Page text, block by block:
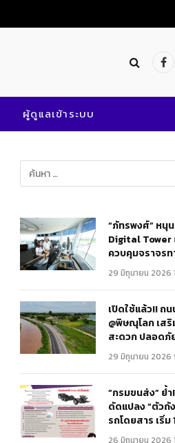
ผู้ดูแลเข้าระบบ
“ภัทรพงศ์” หนุ
Digital Tower
ควบคุมจราจร
29 มิถุนายน 2026
เปิดใช้แล้ว!! ถ
@พิษณุโลก เส
สะดวก ปลอดภั
29 มิถุนายน 2026
“กรมขนส่ง” ย้ำ
ดัดแปลง “ตัวถั
รถโดยสาร เริ่ม
26 มิถุนายน 2026